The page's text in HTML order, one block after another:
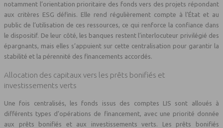
notamment l’orientation prioritaire des fonds vers des projets répondant
aux critères ESG définis. Elle rend régulièrement compte à l’État et au
public de l’utilisation de ces ressources, ce qui renforce la confiance dans
le dispositif. De leur côté, les banques restent l’interlocuteur privilégié des
épargnants, mais elles s’appuient sur cette centralisation pour garantir la
stabilité et la pérennité des financements accordés.
Allocation des capitaux vers les prêts bonifiés et
investissements verts
Une fois centralisés, les fonds issus des comptes LIS sont alloués à
différents types d’opérations de financement, avec une priorité donnée
aux prêts bonifiés et aux investissements verts. Les prêts bonifiés